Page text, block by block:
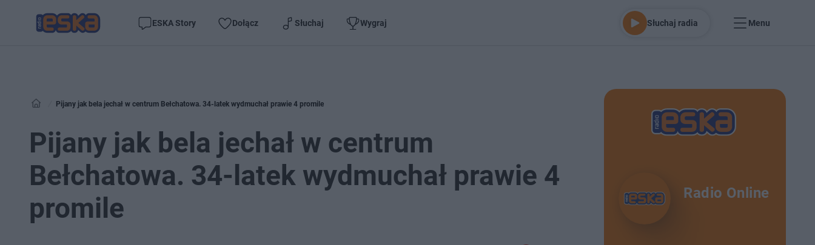
ESKA Story Dołącz Słuchaj Wygraj Słuchaj radia Menu
Pijany jak bela jechał w centrum Bełchatowa. 34-latek wydmuchał prawie 4 promile
Pijany jak bela jechał w centrum
Bełchatowa. 34-latek wydmuchał prawie 4
promile
Radio Online